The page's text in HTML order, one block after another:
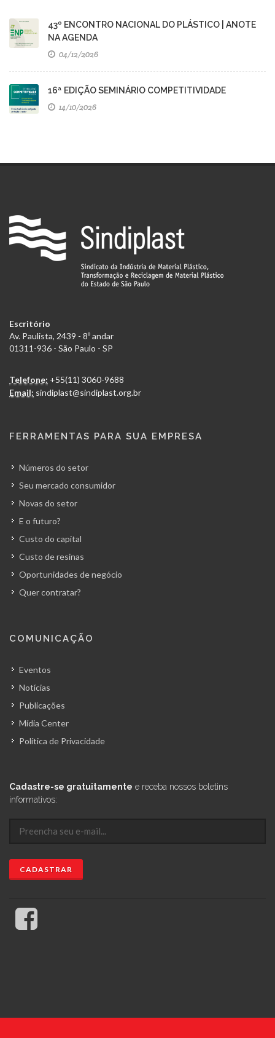
43º ENCONTRO NACIONAL DO PLÁSTICO | ANOTE
NA AGENDA
04/12/2026
16ª EDIÇÃO SEMINÁRIO COMPETITIVIDADE
14/10/2026
Escritório
Av. Paulista, 2439 - 8º andar
01311-936 - São Paulo - SP
Telefone: +55(11) 3060-9688
Email: sindiplast@sindiplast.org.br
FERRAMENTAS PARA SUA EMPRESA
Números do setor
Seu mercado consumidor
Novas do setor
E o futuro?
Custo do capital
Custo de resinas
Oportunidades de negócio
Quer contratar?
COMUNICAÇÃO
Eventos
Notícias
Publicações
Mídia Center
Política de Privacidade
Cadastre-se gratuitamente e receba nossos boletins
informativos: